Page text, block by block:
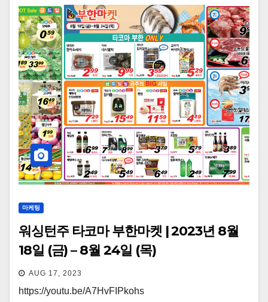
마케팅
워싱턴주 타코마 부한마켓 | 2023년 8월
18일 (금) – 8월 24일 (목)
AUG 17, 2023
https://youtu.be/A7HvFIPkohs